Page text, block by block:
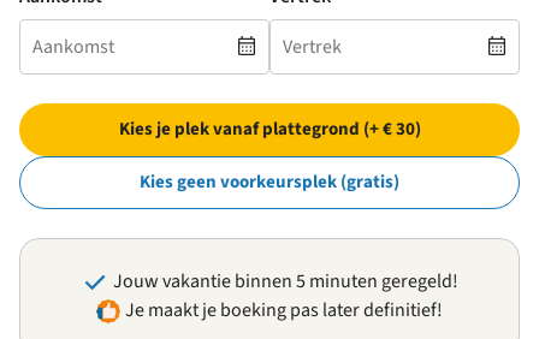
Kies je plek vanaf plattegrond (+ € 30)
Kies geen voorkeursplek (gratis)
Jouw vakantie binnen 5 minuten geregeld!
Je maakt je boeking pas later definitief!